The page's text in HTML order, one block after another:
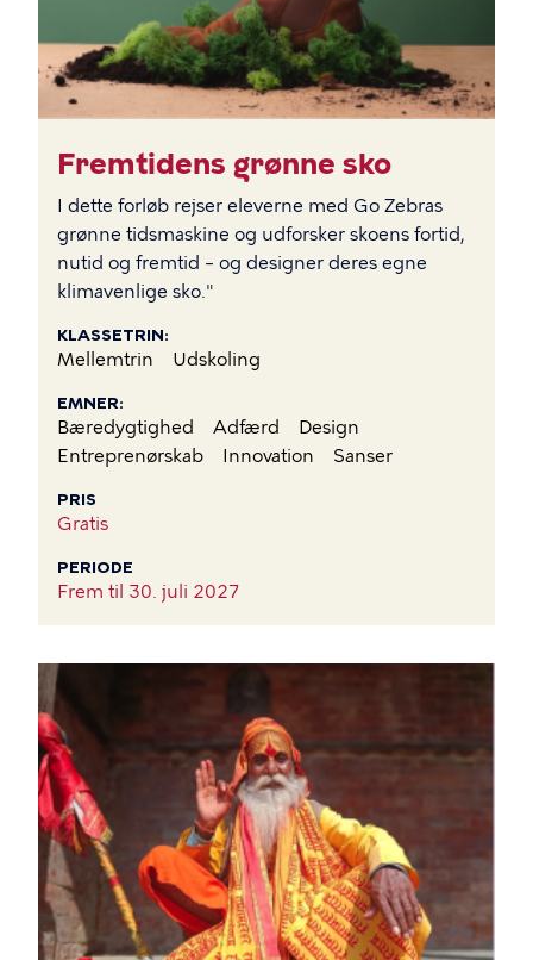
Fremtidens grønne sko
I dette forløb rejser eleverne med Go Zebras
grønne tidsmaskine og udforsker skoens fortid,
nutid og fremtid – og designer deres egne
klimavenlige sko."
KLASSETRIN
Mellemtrin Udskoling
EMNER
Bæredygtighed Adfærd
Design
Entreprenørskab
Innovation Sanser
PRIS
Gratis
PERIODE
Frem til 30. juli 2027